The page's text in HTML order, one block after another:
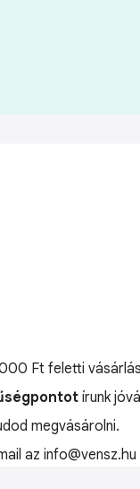
Ft feletti
írunk
megvásárolni.
az